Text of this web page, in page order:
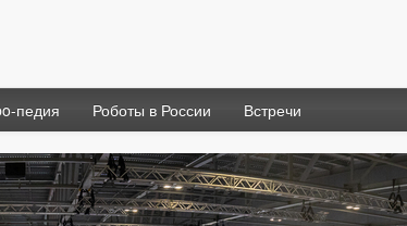
педия Роботы в России Встречи